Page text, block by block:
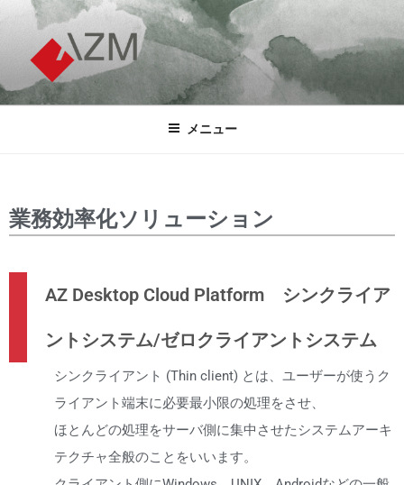
株式会社アズム
AZM COMPANY LIMITED.
メニュー
業務効率化ソリューション
AZ Desktop Cloud Platform シンクライア
ントシステム/ゼロクライアントシステム
シンクライアント (Thin client) とは、ユーザーが使うク
ライアント端末に必要最小限の処理をさせ、
ほとんどの処理をサーバ側に集中させたシステムアーキ
テクチャ全般のことをいいます。